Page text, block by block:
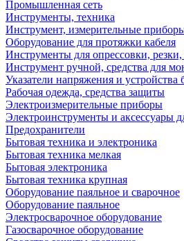
Промышленная сеть
Инструменты, техника
Инструмент, измерительные
Оборудование для протяжки кабеля
Инструменты для опрессовки,
Инструмент ручной, средства для
Указатели напряжения и устройства
Рабочая одежда, средства защиты
Электроизмерительные приборы
Электроинструменты и аксессуары
Предохранители
Бытовая техника и электроника
Бытовая техника мелкая
Бытовая электроника
Бытовая техника крупная
Оборудование паяльное и сварочное
Оборудование паяльное
Электросварочное оборудование
Газосварочное оборудование